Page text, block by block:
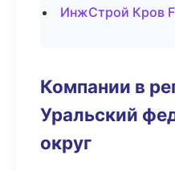
ИнжСтрой Кров
Компании в
Уральский
округ